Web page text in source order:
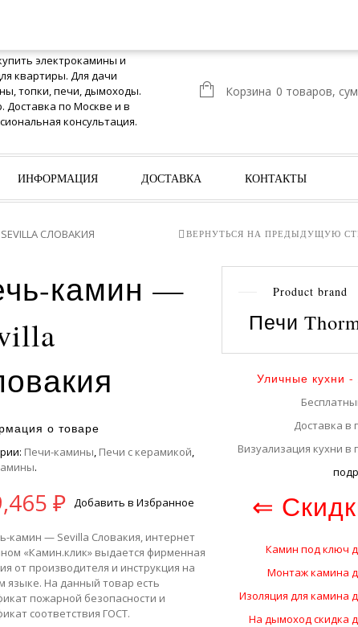
Корзина 0 товаров,
ИНФОРМАЦИЯ ДОСТАВКА КОНТАКТЫ
СЛОВАКИЯ ВЕРНУТЬСЯ НА ПРЕДЫДУЩУЮ
камин —
о товаре
Печи-камины, Печи с керамикой,
.
₽
камин — Sevilla Словакия, интернет
«Камин.клик» выдается фирменная
от производителя и инструкция на
языке. На данный товар есть
пожарной безопасности и
соответствия ГОСТ.
Добавить в Избранное
Product brand
Печи
Уличные кухни -
Доставка в
Визуализация кухни в
⇐
Камин под ключ
Монтаж камина
Изоляция для камина
На дымоход скидка